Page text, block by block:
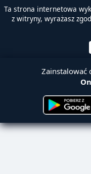
Ta strona internetowa
z witryny, wyrażasz
Zainstalować